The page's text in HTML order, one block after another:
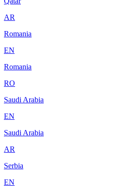
AR
Romania
EN
Romania
RO
Saudi Arabia
EN
Saudi Arabia
AR
Serbia
EN